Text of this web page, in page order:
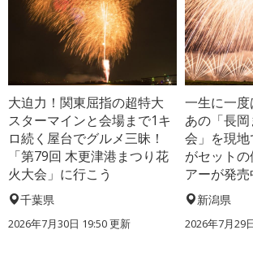
大迫力！関東屈指の超特大
スターマインと会場まで1キ
ロ続く屋台でグルメ三昧！
「第79回 木更津港まつり花
火大会」に行こう
千葉県
2026年7月30日 19:50 更新
一生に一度
あの「長
会」を現
がセット
アーが発売
新潟県
2026年7月29